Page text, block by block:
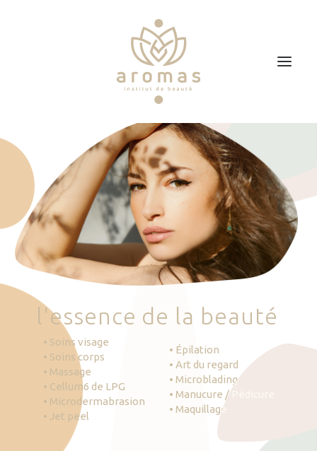
Soins
Je veux faire un bon cadeau
Plan d’accès
Prendre RDV
'essence de la beauté
• Soins visage
• Soins corps
• Massage
• Cellum6 de LPG
• Microdermabrasion
• Jet peel
• Épilation
• Art du regard
• Microblading
• Manucure / Pédicure
• Maquillage